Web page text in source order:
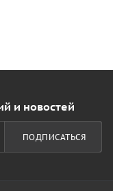
и новостей
ПОДПИСАТЬСЯ